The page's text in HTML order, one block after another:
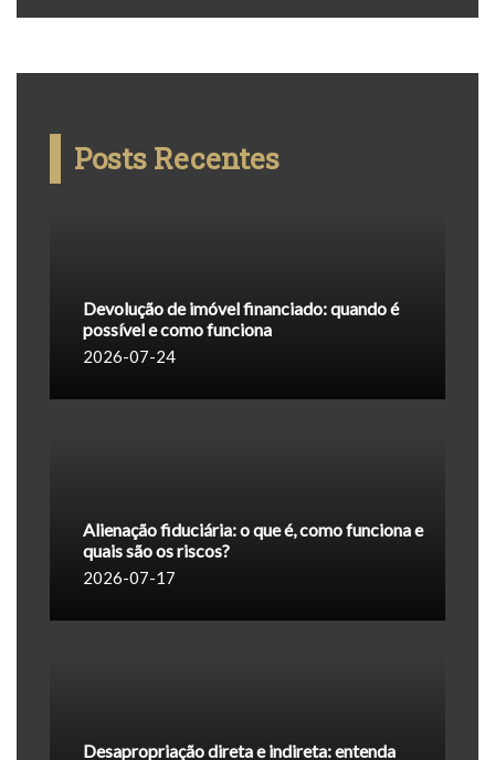
Posts Recentes
Devolução de imóvel financiado: quando é
possível e como funciona
2026-07-24
Alienação fiduciária: o que é, como funciona e
quais são os riscos?
2026-07-17
Desapropriação direta e indireta: entenda